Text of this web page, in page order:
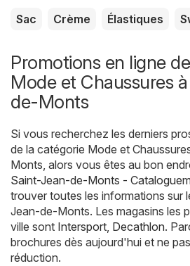
Sac Crème Élastiques
Promotions en ligne
Mode et Chaussures
de-Monts
Si vous recherchez les derniers
de la catégorie Mode et
Monts, alors vous êtes au bon
Saint-Jean-de-Monts -
trouver toutes les informations sur
Jean-de-Monts. Les magasins les
ville sont Intersport, Decathlon.
brochures dès aujourd'hui et ne
réduction.